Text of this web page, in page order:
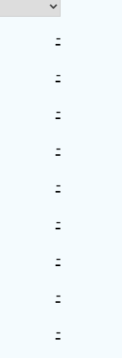
-
-
-
-
-
-
-
-
-